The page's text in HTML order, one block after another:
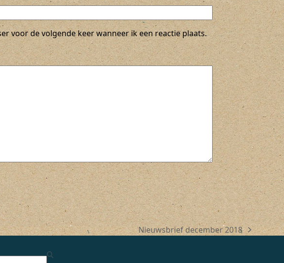
voor de volgende keer wanneer ik een reactie plaats.
next
Nieuwsbrief december 2018